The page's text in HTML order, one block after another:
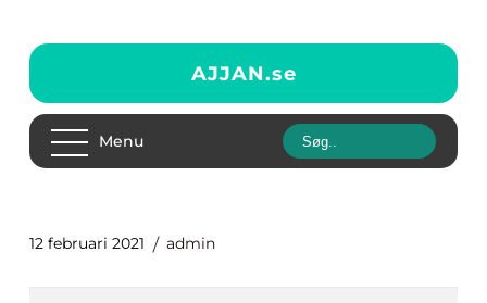
AJJAN.se
Menu
12 februari 2021 admin